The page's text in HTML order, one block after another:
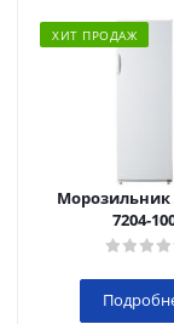
ХИТ ПРОДАЖ
Морозильник
7204-